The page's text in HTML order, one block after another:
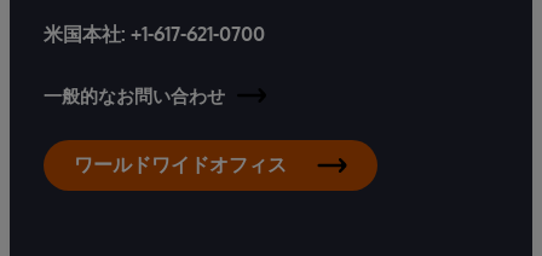
米国本社: +1-617-621-0700
一般的なお問い合わせ
ワールドワイドオフィス